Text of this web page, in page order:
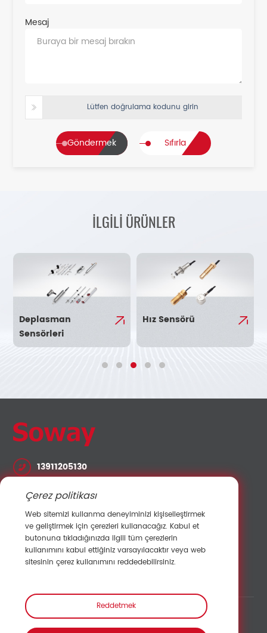
Mesaj
Lütfen doğrulama kodunu girin
Göndermek Sıfırla
İLGİLİ ÜRÜNLER
Deplasman
Sensörleri
Hız Sensörü
13911205130
Shenzhen Çin 518000
Satışlarla İletişime Geçin
Çerez politikası
Web sitemizi kullanma deneyiminizi kişiselleştirmek
ve geliştirmek için çerezleri kullanacağız. Kabul et
butonuna tıkladığınızda ilgili tüm çerezlerin
kullanımını kabul ettiğiniz varsayılacaktır veya web
sitesinin çerez kullanımını reddedebilirsiniz.
Reddetmek